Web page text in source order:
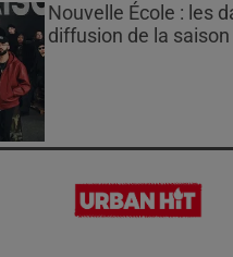
Nouvelle École : les
diffusion de la